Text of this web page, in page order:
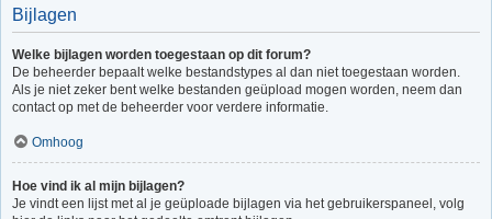
Bijlagen
Welke bijlagen worden toegestaan op dit forum?
De beheerder bepaalt welke bestandstypes al dan niet toegestaan worden.
Als je niet zeker bent welke bestanden geüpload mogen worden, neem dan
contact op met de beheerder voor verdere informatie.
Omhoog
Hoe vind ik al mijn bijlagen?
Je vindt een lijst met al je geüploade bijlagen via het gebruikerspaneel, volg